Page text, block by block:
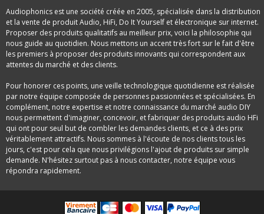
Audiophonics est une société créée en 2005, spécialisée dans la distribution
et la vente de produit Audio, HiFi, Do It Yourself et électronique sur internet.
Proposer des produits qualitatifs au meilleur prix, voici la philosophie qui
nous guide au quotidien. Nous mettons un accent très fort sur le fait d'être
les premiers à proposer des produits innovants qui correspondent aux
attentes du marché et des clients.
Pour honorer ces points, une veille technologique quotidienne est réalisée
par notre équipe composée de personnes passionnées et spécialisées. En
complément, notre expertise et notre connaissance du marché audio DIY
nous permettent d'imaginer, concevoir, et fabriquer des produits audio HFi
qui ont pour seul but de combler les demandes clients, et ce à des prix
véritablement attractifs. Nous sommes à l'écoute de nos clients tous les
jours, c'est pour cela que nous privilégions l'ajout de produits sur simple
demande. N'hésitez surtout pas à nous contacter, notre équipe vous
répondra rapidement.